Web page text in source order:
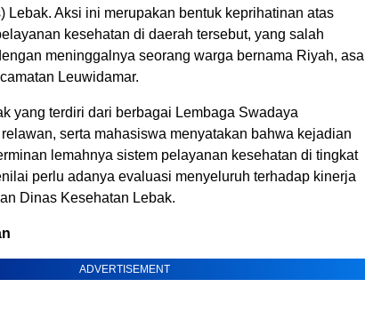
Lebak. Aksi ini merupakan bentuk keprihatinan atas
kesehatan di daerah tersebut, yang salah
meninggalnya seorang warga bernama Riyah, asal
Leuwidamar.
yang terdiri dari berbagai Lembaga Swadaya
serta mahasiswa menyatakan bahwa kejadian
lemahnya sistem pelayanan kesehatan di tingkat
perlu adanya evaluasi menyeluruh terhadap kinerja
Dinas Kesehatan Lebak.
ADVERTISEMENT